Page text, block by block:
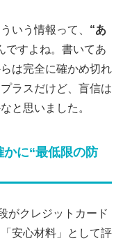
いう情報って、 “あ
ですよね。書いてあ
は完全に確かめ切れ
ラスだけど、盲信は
と思いました。
に“最低限の防
がクレジットカード
安心材料」として評